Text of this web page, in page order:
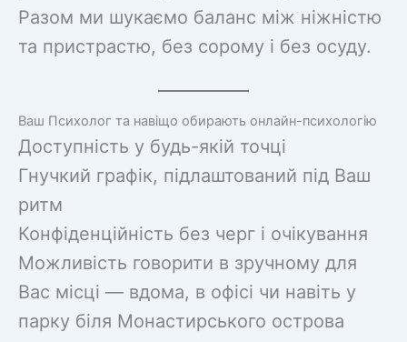
Разом ми шукаємо баланс між ніжністю
та пристрастю, без сорому і без осуду.
Ваш Психолог та навіщо обирають онлайн-психологію
Доступність у будь-якій точці
Гнучкий графік, підлаштований під Ваш
ритм
Конфіденційність без черг і очікування
Можливість говорити в зручному для
Вас місці — вдома, в офісі чи навіть у
парку біля Монастирського острова